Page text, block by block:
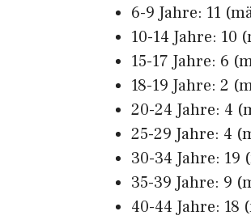
6-9 Jahre: 11
10-14 Jahre: 10
15-17 Jahre: 6
18-19 Jahre: 2
20-24 Jahre: 4
25-29 Jahre: 4
30-34 Jahre: 19
35-39 Jahre: 9
40-44 Jahre: 18